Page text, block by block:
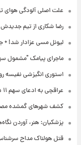
علت اصلی آلودگی هوای
رضا شکاری از تیم جدیدش
لیونل مسی عزادار شد! +
ماجرای پیامک "مشمول
استوری انگیزشی
عراقچی به ادعای سهم ۱۱ درصدی ایران از خزر پاسخ داد
کشف شهرهای گمشده مصر
پزشکیان: هنر، آوردن
قتل هولناک مداح